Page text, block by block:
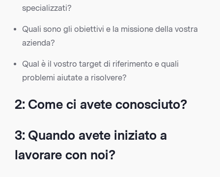
specializzati?
Quali sono gli obiettivi e la missione della vostra
azienda?
Qual è il vostro target di riferimento e quali
problemi aiutate a risolvere?
2: Come ci avete conosciuto?
3: Quando avete iniziato a
lavorare con noi?